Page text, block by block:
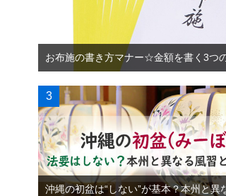
お布施の書き方マナー☆金額を書く3つ
沖縄の初盆は“しない”が基本？本州と異